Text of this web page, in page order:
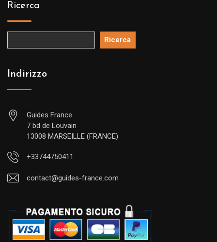
Ricerca
Ricerca
Indirizzo
Guides France
7 bd de Louvain
13008 MARSEILLE (FRANCE)
+33744750411
contact@guides-france.com